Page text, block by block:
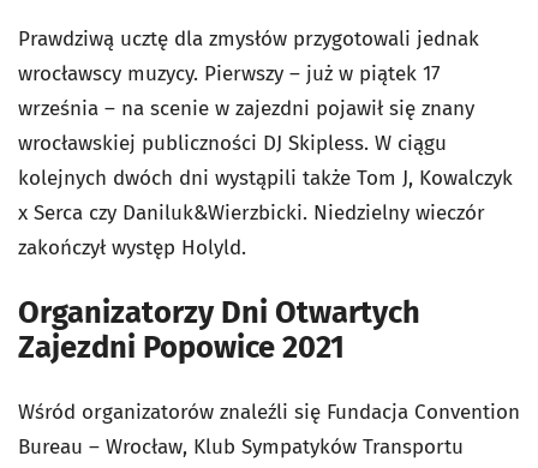
Prawdziwą ucztę dla zmysłów przygotowali jednak
wrocławscy muzycy. Pierwszy – już w piątek 17
września – na scenie w zajezdni pojawił się znany
wrocławskiej publiczności DJ Skipless. W ciągu
kolejnych dwóch dni wystąpili także Tom J, Kowalczyk
x Serca czy Daniluk&Wierzbicki. Niedzielny wieczór
zakończył występ Holyld.
Organizatorzy Dni Otwartych
Zajezdni Popowice 2021
Wśród organizatorów znaleźli się Fundacja Convention
Bureau – Wrocław, Klub Sympatyków Transportu